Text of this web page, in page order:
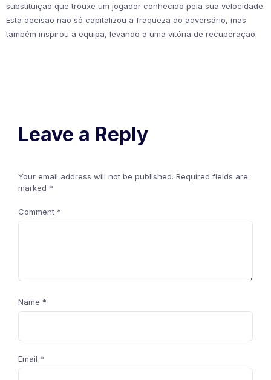
substituição que trouxe um jogador conhecido pela sua velocidade.
Esta decisão não só capitalizou a fraqueza do adversário, mas
também inspirou a equipa, levando a uma vitória de recuperação.
Leave a Reply
Your email address will not be published. Required fields are
marked *
Comment *
Name *
Email *